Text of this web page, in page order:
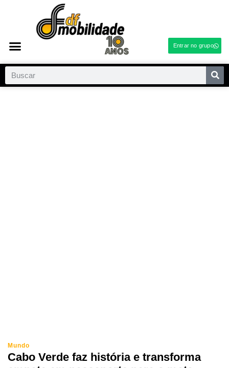
Entrar no grupo
Mundo
Cabo Verde faz história e transforma